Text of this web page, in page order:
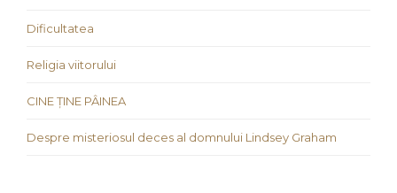
Dificultatea
Religia viitorului
CINE ȚINE PÂINEA
Despre misteriosul deces al domnului Lindsey Graham